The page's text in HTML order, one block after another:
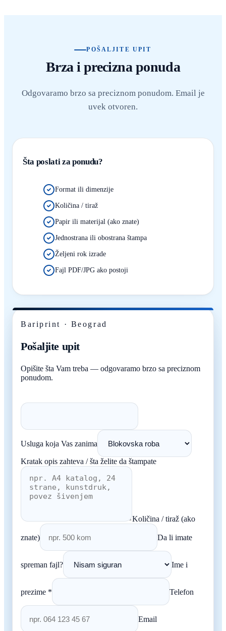
POŠALJITE UPIT
Brza i precizna ponuda
Odgovaramo brzo sa preciznom ponudom. Email je
uvek otvoren.
Šta poslati za ponudu?
Format ili dimenzije
Količina / tiraž
Papir ili materijal (ako znate)
Jednostrana ili obostrana štampa
Željeni rok izrade
Fajl PDF/JPG ako postoji
Bariprint · Beograd
Pošaljite upit
Opišite šta Vam treba — odgovaramo brzo sa preciznom
ponudom.
Usluga koja Vas zanima
Kratak opis zahteva / šta želite da štampate
Količina / tiraž (ako
znate) Da li imate
spreman fajl? Ime i
prezime * Telefon
Email